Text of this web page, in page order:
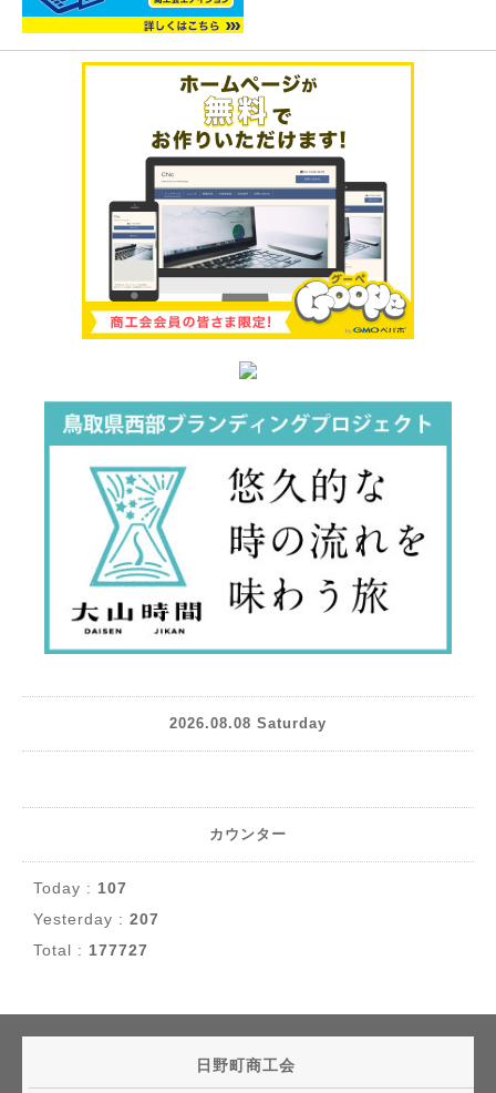
2026.08.08 Saturday
カウンター
Today : 107
Yesterday : 207
Total : 177727
日野町商工会